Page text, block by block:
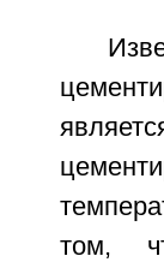
том,